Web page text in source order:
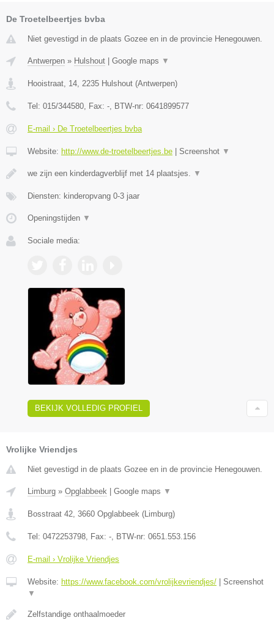
De Troetelbeertjes bvba
Niet gevestigd in de plaats Gozee en in de provincie Henegouwen.
Antwerpen » Hulshout Google maps ▼
Hooistraat, 14 2235 Hulshout (Antwerpen)
Tel: 015/344580 , Fax: - , BTW-nr: 0641899577
E-mail › De Troetelbeertjes bvba
Website: http://www.de-troetelbeertjes.be Screenshot ▼
we zijn een kinderdagverblijf met 14 plaatsjes. ▼
Diensten: kinderopvang 0-3 jaar
Openingstijden ▼
Sociale media:
BEKIJK VOLLEDIG PROFIEL
Vrolijke Vriendjes
Niet gevestigd in de plaats Gozee en in de provincie Henegouwen.
Limburg » Opglabbeek Google maps ▼
Bosstraat 42 3660 Opglabbeek ( Limburg)
Tel: 0472253798 , Fax: - , BTW-nr: 0651.553.156
E-mail › Vrolijke Vriendjes
Website: https://www.facebook.com/vrolijkevriendjes/
Screenshot
▼
Zelfstandige onthaalmoeder